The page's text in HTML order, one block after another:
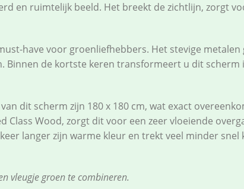
en ruimtelijk beeld. Het breekt de zichtlijn, zorgt
have voor groenliefhebbers. Het stevige
Binnen de kortste keren transformeert u dit
dit scherm zijn 180 x 180 cm, wat exact
Wood, zorgt dit voor een zeer vloeiende
langer zijn warme kleur en trekt veel minder snel
vleugje groen te combineren.